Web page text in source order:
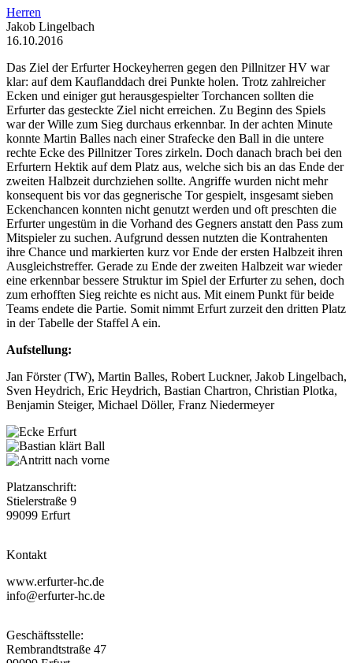
Herren
Jakob Lingelbach
16.10.2016
Das Ziel der Erfurter Hockeyherren gegen den Pillnitzer HV war
klar: auf dem Kauflanddach drei Punkte holen. Trotz zahlreicher
Ecken und einiger gut herausgespielter Torchancen sollten die
Erfurter das gesteckte Ziel nicht erreichen. Zu Beginn des Spiels
war der Wille zum Sieg durchaus erkennbar. In der achten Minute
konnte Martin Balles nach einer Strafecke den Ball in die untere
rechte Ecke des Pillnitzer Tores zirkeln. Doch danach brach bei den
Erfurtern Hektik auf dem Platz aus, welche sich bis an das Ende der
zweiten Halbzeit durchziehen sollte. Angriffe wurden nicht mehr
konsequent bis vor das gegnerische Tor gespielt, insgesamt sieben
Eckenchancen konnten nicht genutzt werden und oft preschten die
Erfurter ungestüm in die Vorhand des Gegners anstatt den Pass zum
Mitspieler zu suchen. Aufgrund dessen nutzten die Kontrahenten
ihre Chance und markierten kurz vor Ende der ersten Halbzeit ihren
Ausgleichstreffer. Gerade zu Ende der zweiten Halbzeit war wieder
eine erkennbar bessere Struktur im Spiel der Erfurter zu sehen, doch
zum erhofften Sieg reichte es nicht aus. Mit einem Punkt für beide
Teams endete die Partie. Somit nimmt Erfurt zurzeit den dritten Platz
in der Tabelle der Staffel A ein.
Aufstellung:
Jan Förster (TW), Martin Balles, Robert Luckner, Jakob Lingelbach,
Sven Heydrich, Eric Heydrich, Bastian Chartron, Christian Plotka,
Benjamin Steiger, Michael Döller, Franz Niedermeyer
Platzanschrift:
Stielerstraße 9
99099 Erfurt
Kontakt
www.erfurter-hc.de
info@erfurter-hc.de
Geschäftsstelle:
Rembrandtstraße 47